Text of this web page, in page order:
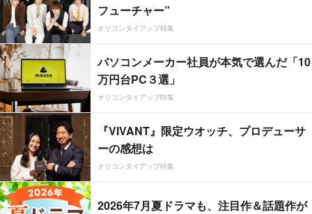
フューチャー”
オリコンタイアップ特集
パソコンメーカー社員が本気で選んだ「10
万円台PC３選」
オリコンタイアップ特集
『VIVANT』限定ウオッチ、プロデューサ
ーの感想は
オリコンタイアップ特集
2026年7月夏ドラマも、注目作＆話題作が